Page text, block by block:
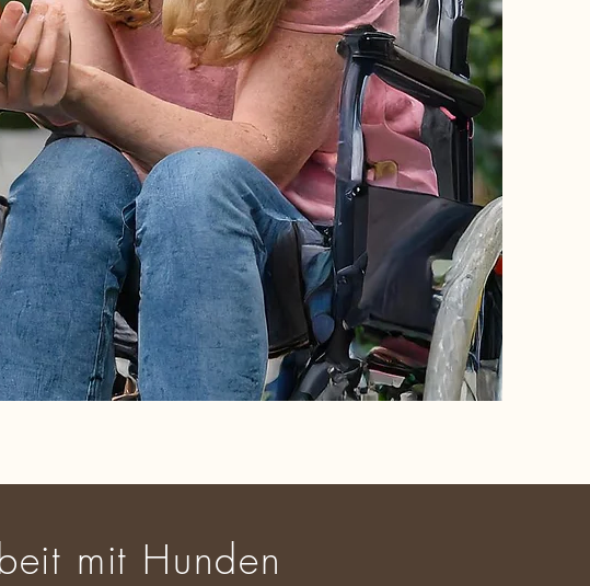
mit Hunden